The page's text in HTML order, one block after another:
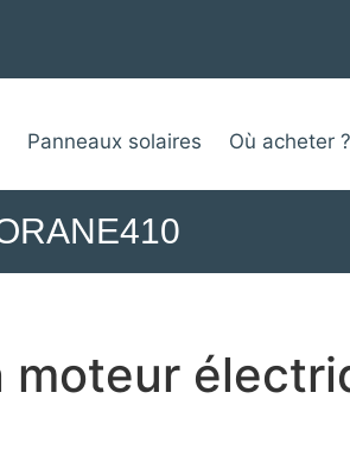
Panneaux solaires Où acheter
moteur